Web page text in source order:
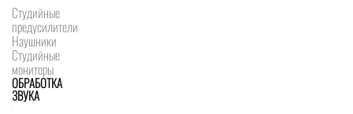
Студийные
предусилители
Наушники
Студийные
мониторы
ОБРАБОТКА
ЗВУКА